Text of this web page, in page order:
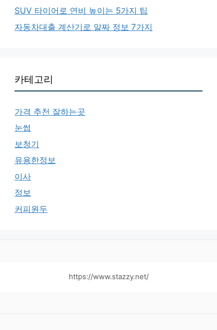
SUV 타이어로 연비 높이는 5가지 팁
자동차대출 계산기로 알짜 정보 7가지
카테고리
가격 추천 잘하는곳
눈썹
보청기
유용한정보
이사
정보
커피원두
https://www.stazzy.net/